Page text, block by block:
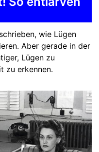
wie Lügen
Aber gerade in der
Lügen zu
zu erkennen.